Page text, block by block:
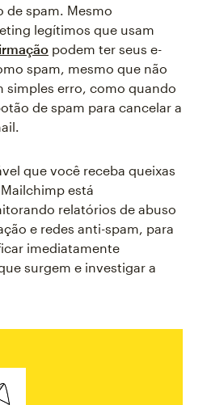
de spam. Mesmo
legítimos que usam
podem ter seus e-
spam, mesmo que não
simples erro, como quando
de spam para cancelar a
que você receba queixas
está
relatórios de abuso
e redes anti-spam, para
imediatamente
surgem e investigar a